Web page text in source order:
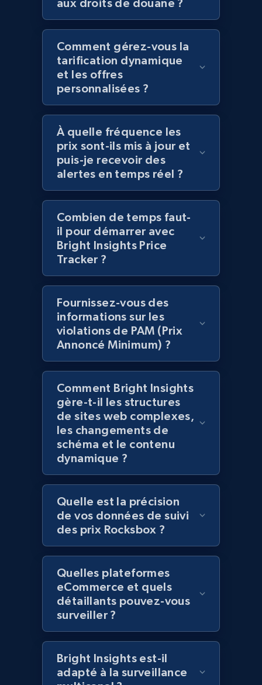
Home Depot US
URL, Domain, Country code, Model number,
Sku, Product id, Product name, Manufacturer,
and more.
2.1K+ 353+ Commencer
Home Depot US - Gather data on products
using specified keywords
URL, Domain, Country code, Model number,
Sku, Product id, Product name, Manufacturer,
and more.
2.1K+ 353+ Commencer
Home Depot US - Discover products by
specified URL
URL, Domain, Country code, Model number,
Sku, Product id, Product name, Manufacturer,
and more.
2.1K+ 353+
Home Depot US - Discover products by
specified UPC
URL, Domain, Country code, Model number,
Sku, Product id, Product name, Manufacturer,
and more.
2.1K+ 353+
Home Depot US - Discovery products by
aux droits de douane ?
Comment gérez-vous la
tarification dynamique
et les offres
personnalisées ?
À quelle fréquence les
prix sont-ils mis à jour et
puis-je recevoir des
alertes en temps réel ?
Combien de temps faut-
il pour démarrer avec
Bright Insights Price
Tracker ?
Fournissez-vous des
informations sur les
violations de PAM (Prix
Annoncé Minimum) ?
Comment Bright Insights
gère-t-il les structures
de sites web complexes,
les changements de
schéma et le contenu
dynamique ?
Quelle est la précision
de vos données de suivi
des prix Rocksbox ?
Quelles plateformes
eCommerce et quels
détaillants pouvez-vous
surveiller ?
Bright Insights est-il
adapté à la surveillance